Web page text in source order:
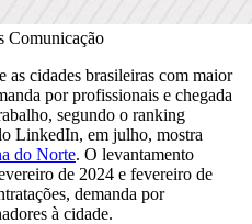
Comunicação
cidades brasileiras com maior
por profissionais e chegada
segundo o ranking
LinkedIn, em julho, mostra
do Norte. O levantamento
de 2024 e fevereiro de
demanda por
à cidade.